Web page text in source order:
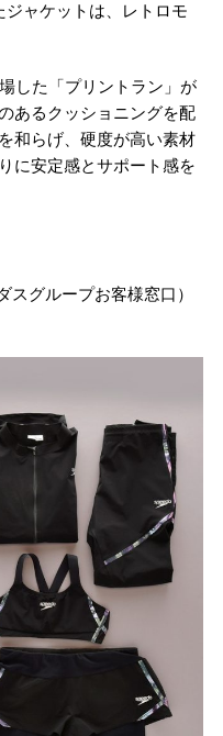
ャケットは、レトロモ
した「プリントラン」が
あるクッショニングを配
和らげ、硬度が高い素材
に安定感とサポート感を
スグループお客様窓口）